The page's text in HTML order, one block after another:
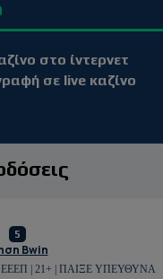
στο ίντερνετ
σε live καζίνο
5
Bwin
ΕΕΕΠ | 21+ | ΠΑΙΞΕ ΥΠΕΥΘΥΝΑ